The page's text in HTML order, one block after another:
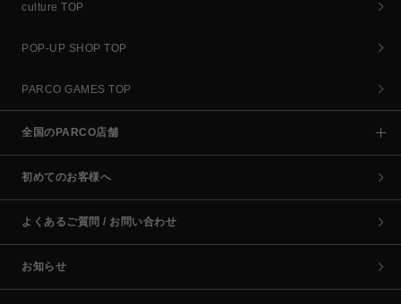
culture TOP
POP-UP SHOP TOP
PARCO GAMES TOP
全国のPARCO店舗
初めてのお客様へ
よくあるご質問 / お問い合わせ
お知らせ